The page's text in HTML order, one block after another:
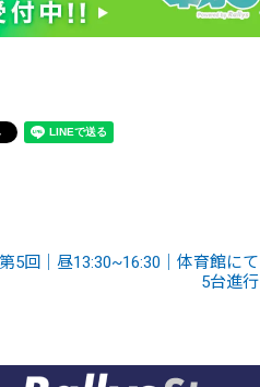
5回｜昼13:30~16:30｜体育館にて
5台進行